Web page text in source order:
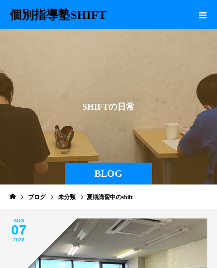
個別指導塾SHIFT
BLOG
SHIFTの 日 常
ブログ 未分類 夏期講習中のshift
AUG
07
2023